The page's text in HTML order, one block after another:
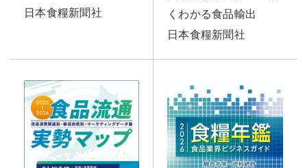
日本食糧新聞社
くわかる食品輸出
日本食糧新聞社